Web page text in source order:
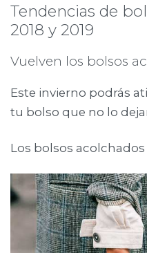
Tendencias de
2018 y 2019
Vuelven los bolsos
Este invierno podrás
tu bolso que no lo
Los bolsos acolchados